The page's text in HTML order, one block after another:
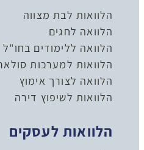
הלוואות לבת מצווה
הלוואה לחגים
הלוואה ללימודים בחו"ל
הלוואות למערכות
הלוואה לצורך אימוץ
הלוואות לשיפוץ דירה
הלוואות לעסקים